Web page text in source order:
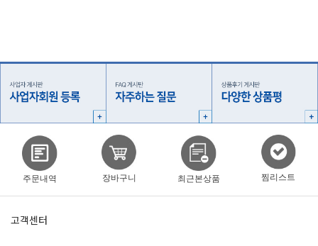
주문내역 장바구니 최근본상품 찜리스트
고객센터